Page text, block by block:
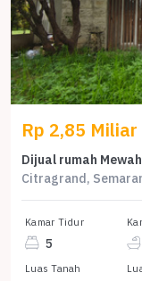
Rp 2,85 Miliar
Dijual rumah
Citragrand,
Kamar Tidur
5
Luas Tanah